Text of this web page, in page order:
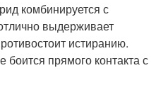
комбинируется с
выдерживает
истиранию.
боится прямого контакта с